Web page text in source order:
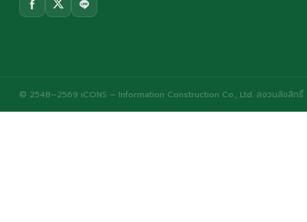
© 2548–2569 iCONS – Information Construction Co., Ltd. สงวนลิขสิทธิ์